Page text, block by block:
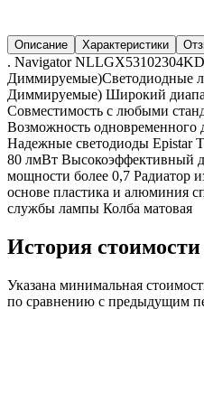
Описание Характеристики
. Navigator
Диммируемые)Светодиодные
Диммируемые) Широкий
Совместимость с любыми
Возможность одновременного
Надежные светодиоды Epistar
80 лмВт Высокоэффективный
мощности более 0,7 Радиатор
основе пластика и алюминия
службы лампы Колба матовая
История стоимости
Указана минимальная
по сравнению с предыдущим